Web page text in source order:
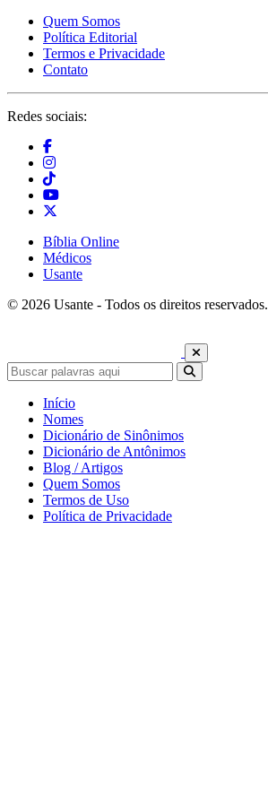
Quem Somos
Política Editorial
Termos e Privacidade
Contato
Redes sociais:
Bíblia Online
Médicos
Usante
© 2026 Usante - Todos os direitos reservados.
Início
Nomes
Dicionário de Sinônimos
Dicionário de Antônimos
Blog / Artigos
Quem Somos
Termos de Uso
Política de Privacidade